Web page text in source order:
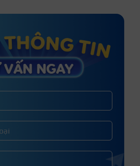
8 cách mix đồ đi đám cưới với quần
ống rộng sang chảnh
Hàn Quốc đẹp xu hướng 2026